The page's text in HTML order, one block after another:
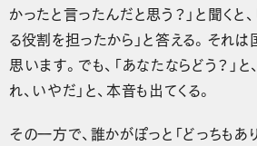
かったと言ったんだと思う？」と聞くと
る役割を担ったから」と答える。それは
思います。でも、「あなたならどう？」と
れ、いやだ」と、本音も出てくる。
その一方で、誰かがぽっと「どっちもあり